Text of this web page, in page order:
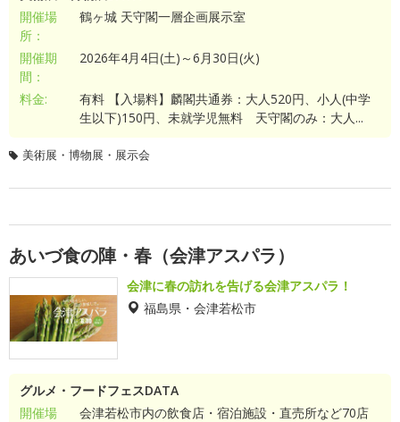
開催場
所：
鶴ヶ城 天守閣一層企画展示室
開催期
間：
2026年4月4日(土)～6月30日(火)
料金:
有料 【入場料】麟閣共通券：大人520円、小人(中学
生以下)150円、未就学児無料 天守閣のみ：大人...
美術展・博物展・展示会
あいづ食の陣・春（会津アスパラ）
会津に春の訪れを告げる会津アスパラ！
福島県・会津若松市
グルメ・フードフェスDATA
開催場
会津若松市内の飲食店・宿泊施設・直売所など70店